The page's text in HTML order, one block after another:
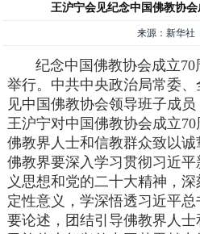
王沪宁会见纪念中国佛教协
来源：新华社
纪念中国佛教协会成立70
举行。中共中央政治局常委
见中国佛教协会领导班子成员
王沪宁对中国佛教协会成立
佛教界人士和信教群众致以
佛教界要深入学习贯彻习近
义思想和党的二十大精神，
定性意义，学深悟透习近平
要论述，团结引导佛教界人